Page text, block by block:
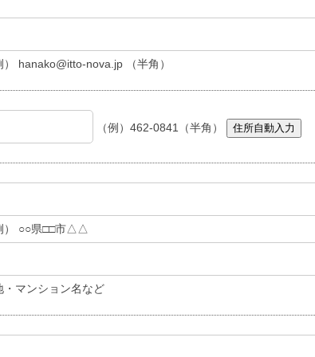
） hanako@itto-nova.jp （半角）
（例）462-0841（半角） 住所自動入力
） ○○県□□市△△
・マンション名など